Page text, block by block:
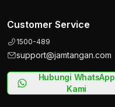
Customer Service
1500-489
support@jamtangan.com
Hubungi WhatsApp
Kami